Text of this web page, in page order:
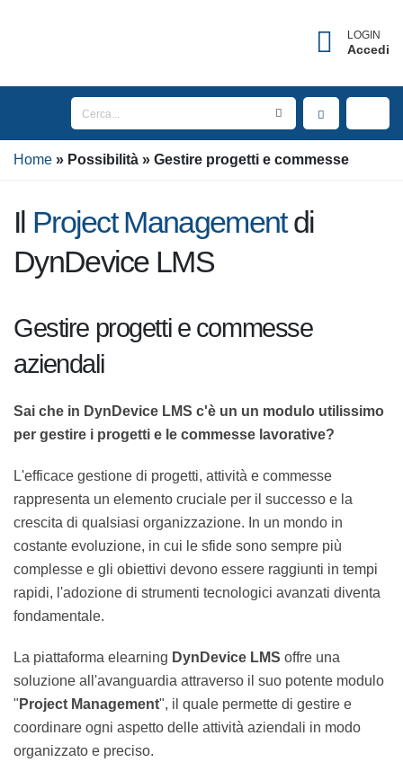
LOGIN
Accedi
Home Possibilità Gestire progetti e commesse
×
Inserisci l'indirizzo Email associato al tuo account
per ricevere il tuo username.
Email
Il Project Managementdi
DynDevice LMS
Gestire progetti e commesse
aziendali
Sai che in DynDevice LMS c'è un un modulo
utilissimo per gestire i progetti e le commesse
L'efficace gestione di progetti, attività e commesse
rappresenta un elemento cruciale per il successo e la
crescita di qualsiasi organizzazione. In un mondo in
costante evoluzione, in cui le sfide sono sempre più
complesse e gli obiettivi devono essere raggiunti in
tempi rapidi, l'adozione di strumenti tecnologici
La piattaforma elearningDynDevice LMSoffre una
soluzione all'avanguardia attraverso il suo potente
modulo "Project Management", il quale permette di
gestire e coordinare ogni aspetto delle attività aziendali